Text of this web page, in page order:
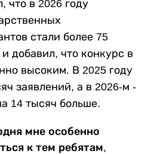
что в 2026 году
стали более 75
добавил, что конкурс в
высоким. В 2025 году
заявлений, а в 2026-м -
14 тысяч больше.
мне особенно
к тем ребятам,